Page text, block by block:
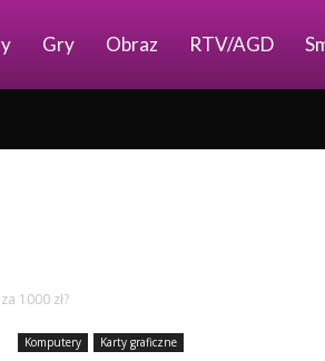
Gry Obraz RTV/AGD
1000 zł?
Komputery Karty graficzne